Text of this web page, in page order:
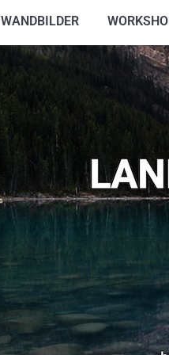
WANDBILDER
WANDBILDER